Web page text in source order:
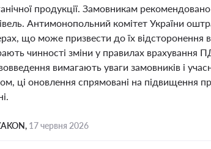
продукції. Замовникам
Антимонопольний комітет України
що може призвести до їх відсторонення
чинності зміни у правилах врахування
вимагають уваги замовників і
ці оновлення спрямовані на підвищення
17 червня 2026